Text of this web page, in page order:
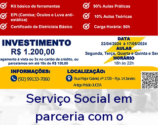
Serviço Social em
parceria com o